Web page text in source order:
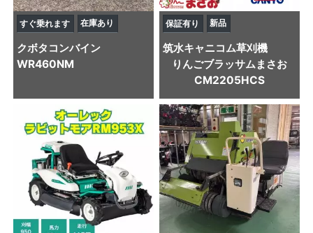
すぐ乗れます 在庫あり
クボタ コンバイン
WR460NM
保証有り 新品
筑水キャニコム草刈機
りんごブラッサムまさお
CM2205HCS